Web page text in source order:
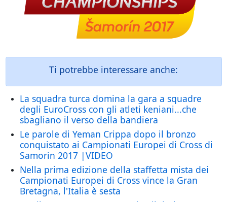
Ti potrebbe interessare anche:
La squadra turca domina la gara a squadre
degli EuroCross con gli atleti keniani...che
sbagliano il verso della bandiera
Le parole di Yeman Crippa dopo il bronzo
conquistato ai Campionati Europei di Cross di
Samorin 2017 |VIDEO
Nella prima edizione della staffetta mista dei
Campionati Europei di Cross vince la Gran
Bretagna, l'Italia è sesta